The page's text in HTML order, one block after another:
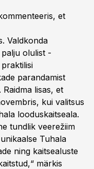
et
Valdkonda
olulist -
parandamist
lisas, et
kui valitsus
looduskaitseala.
tundlik veerežiim
Tuhala
ning kaitsealuste
märkis